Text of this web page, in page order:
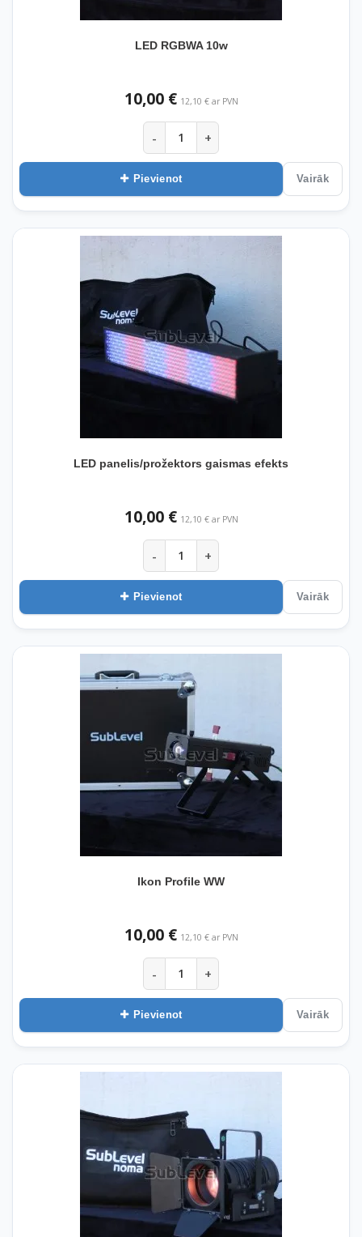
LED RGBWA 10w
10,00 € 12,10 € ar PVN
- +
Pievienot Vairāk
LED panelis/prožektors gaismas efekts
10,00 € 12,10 € ar PVN
- +
Pievienot Vairāk
Ikon Profile WW
10,00 € 12,10 € ar PVN
- +
Pievienot Vairāk